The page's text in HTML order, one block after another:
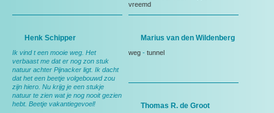
vreemd
Henk Schipper
Ik vind t een mooie weg. Het
verbaast me dat er nog zon stuk
natuur achter Pijnacker ligt. Ik dacht
dat het een beetje volgebouwd zou
zijn hiero. Nu krijg je een stukje
natuur te zien wat je nog nooit gezien
hebt. Beetje vakantiegevoel!
Marius van den Wildenberg
weg - tunnel
Thomas R. de Groot